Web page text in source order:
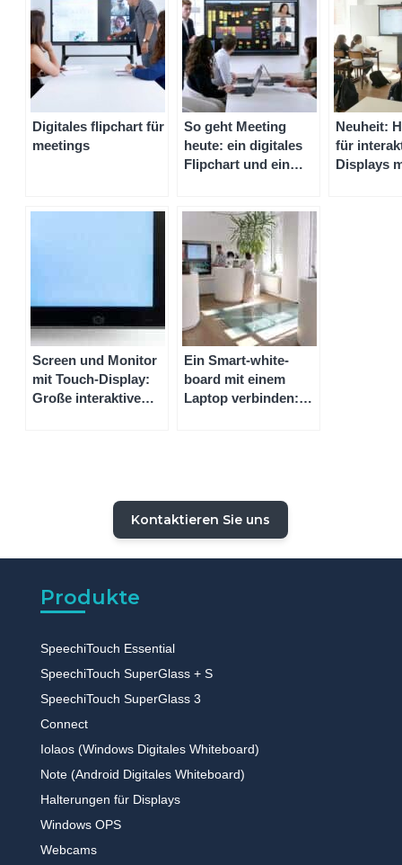
Digitales flipchart für
meetings
So geht Meeting
heute: ein digitales
Flipchart und ein
System online kaufen
Neuheit:
für
Displays
Screen und Monitor
mit Touch-Display:
Große interaktive
Ein Smart-white-
board mit einem
Laptop verbinden:
Kontaktieren Sie uns
Produkte
SpeechiTouch Essential
SpeechiTouch SuperGlass + S
SpeechiTouch SuperGlass 3
Connect
Iolaos (Windows Digitales Whiteboard)
Note (Android Digitales Whiteboard)
Halterungen für Displays
Windows OPS
Webcams